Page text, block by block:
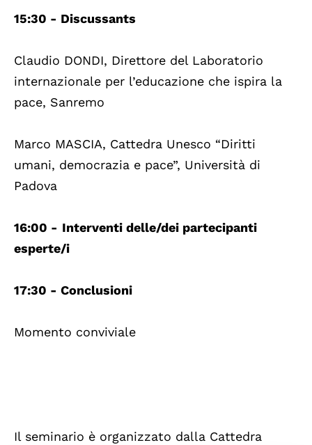
15:30 - Discussants
Claudio DONDI, Direttore del Laboratorio
internazionale per l’educazione che ispira la
pace, Sanremo
Marco MASCIA, Cattedra Unesco “Diritti
umani, democrazia e pace”, Università di
Padova
16:00 - Interventi delle/dei partecipanti
esperte/i
17:30 - Conclusioni
Momento conviviale
Il seminario è organizzato dalla Cattedra